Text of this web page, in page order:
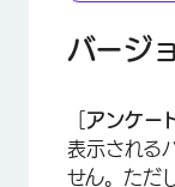
バージ
アンケー
表示される
せん。ただ